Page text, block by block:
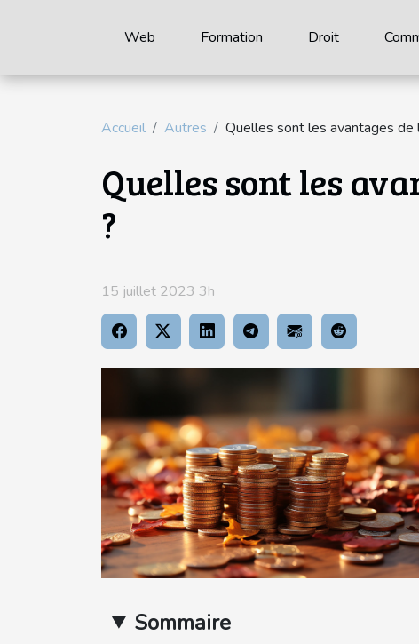
Web Formation Droit
Accueil Autres Quelles sont les avantages de
Quelles sont les
?
15 juillet 2023 3h
Sommaire